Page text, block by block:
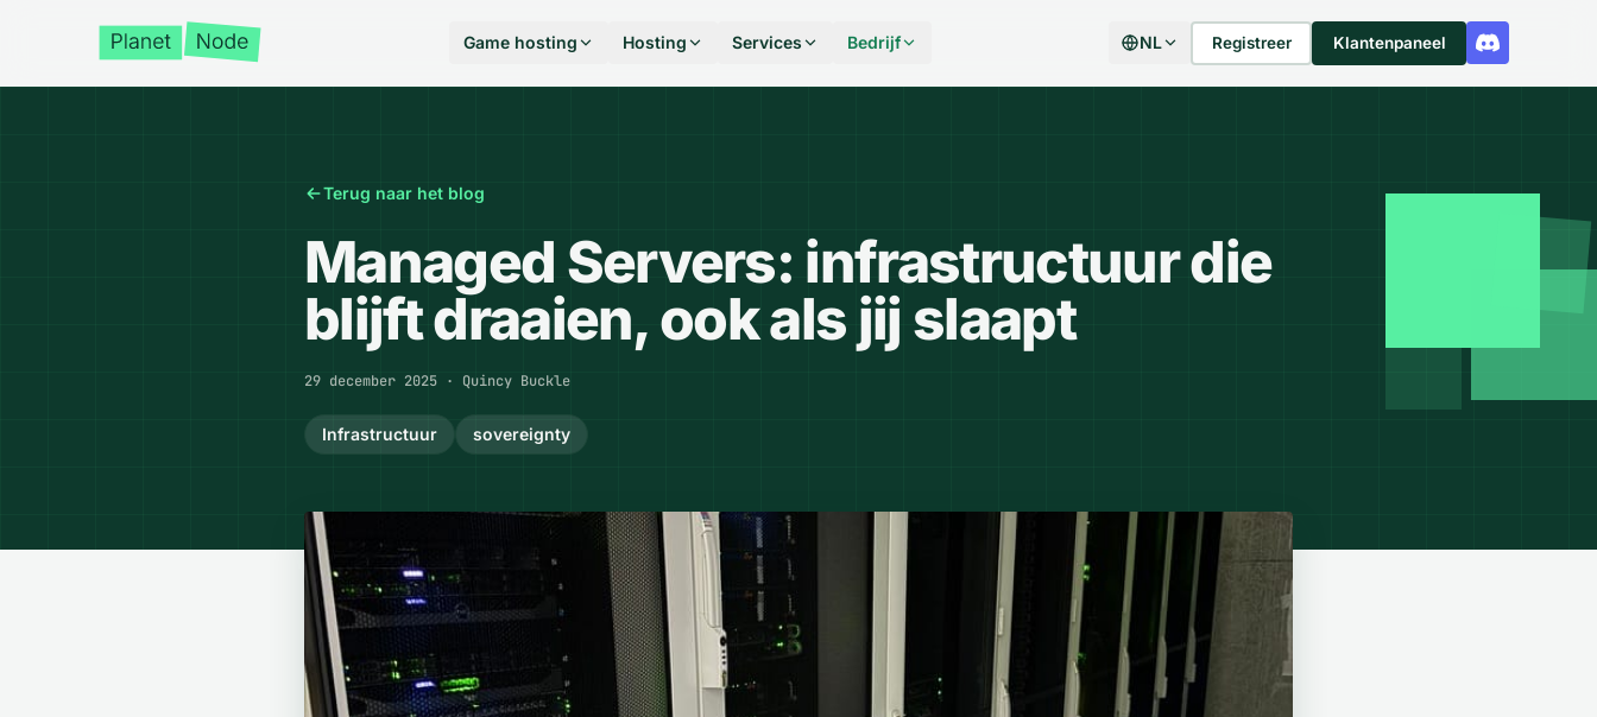
Game hosting Hosting Services Bedrijf NL Registreer Klantenpaneel
Terug naar het blog
Managed Servers: infrastructuur die
blijft draaien, ook als jij slaapt
Gepubliceerd op
29 december 2025 · Quincy Buckle
Infrastructuur sovereignty